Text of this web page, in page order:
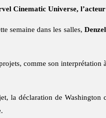
Cinematic Universe,
semaine dans les salles,
comme son
la déclaration de